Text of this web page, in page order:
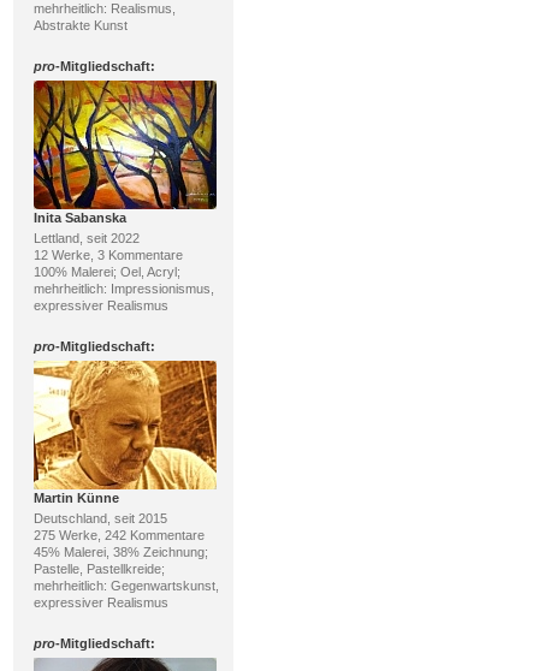
mehrheitlich: Realismus,
Abstrakte Kunst
pro-Mitgliedschaft:
Inita Sabanska
Lettland, seit 2022
12 Werke, 3 Kommentare
100% Malerei; Oel, Acryl;
mehrheitlich: Impressionismus,
expressiver Realismus
pro-Mitgliedschaft:
Martin Künne
Deutschland, seit 2015
275 Werke, 242 Kommentare
45% Malerei, 38% Zeichnung;
Pastelle, Pastellkreide;
mehrheitlich: Gegenwartskunst,
expressiver Realismus
pro-Mitgliedschaft: